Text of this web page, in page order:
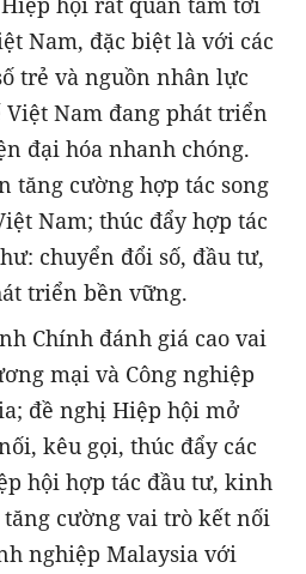
Nam, đặc biệt là với các
trẻ và nguồn nhân lực
Nam đang phát triển
đại hóa nhanh chóng.
tăng cường hợp tác song
Nam; thúc đẩy hợp tác
chuyển đổi số, đầu tư,
triển bền vững.
Chính đánh giá cao vai
mại và Công nghiệp
đề nghị Hiệp hội mở
kêu gọi, thúc đẩy các
hội hợp tác đầu tư, kinh
cường vai trò kết nối
nghiệp Malaysia với